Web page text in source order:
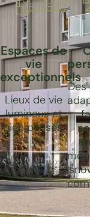
Espaces de
vie
exceptionnels
Lieux de vie
lumineux et
bien pensés.